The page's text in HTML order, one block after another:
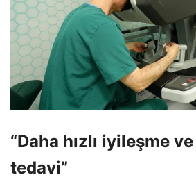
“Daha hızlı iyileşme
tedavi”